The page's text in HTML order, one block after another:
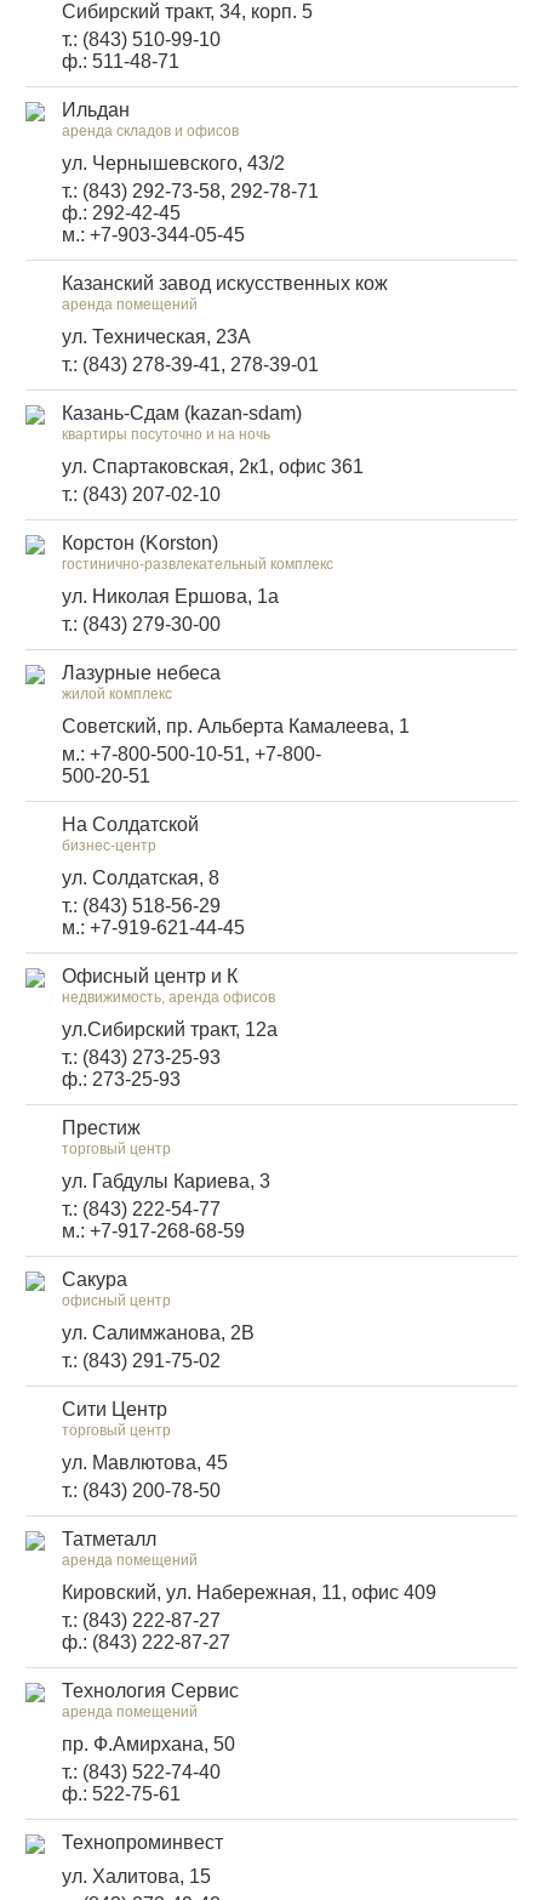
Сибирский тракт, 34, корп. 5
т.: (843) 510-99-10
ф.: 511-48-71
Ильдан
аренда складов и офисов
ул. Чернышевского, 43/2
т.: (843) 292-73-58, 292-78-71
ф.: 292-42-45
м.: +7-903-344-05-45
Казанский завод искусственных кож
аренда помещений
ул. Техническая, 23А
т.: (843) 278-39-41, 278-39-01
Казань-Сдам (kazan-sdam)
квартиры посуточно и на ночь
ул. Спартаковская, 2к1, офис 361
т.: (843) 207-02-10
Корстон (Korston)
гостинично-развлекательный комплекс
ул. Николая Ершова, 1а
т.: (843) 279-30-00
Лазурные небеса
жилой комплекс
Советский, пр. Альберта Камалеева, 1
м.: +7-800-500-10-51, +7-800-
500-20-51
На Солдатской
бизнес-центр
ул. Солдатская, 8
т.: (843) 518-56-29
м.: +7-919-621-44-45
Офисный центр и К
недвижимость, аренда офисов
ул.Сибирский тракт, 12а
т.: (843) 273-25-93
ф.: 273-25-93
Престиж
торговый центр
ул. Габдулы Кариева, 3
т.: (843) 222-54-77
м.: +7-917-268-68-59
Сакура
офисный центр
ул. Салимжанова, 2В
т.: (843) 291-75-02
Сити Центр
торговый центр
ул. Мавлютова, 45
т.: (843) 200-78-50
Татметалл
аренда помещений
Кировский, ул. Набережная, 11, офис 409
т.: (843) 222-87-27
ф.: (843) 222-87-27
Технология Сервис
аренда помещений
пр. Ф.Амирхана, 50
т.: (843) 522-74-40
ф.: 522-75-61
Технопроминвест
ул. Халитова, 15